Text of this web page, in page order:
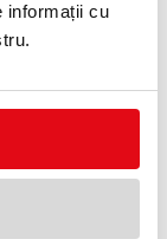
informații cu
bleu.
si
din niisp. Nisipul
propriul
de activitati si